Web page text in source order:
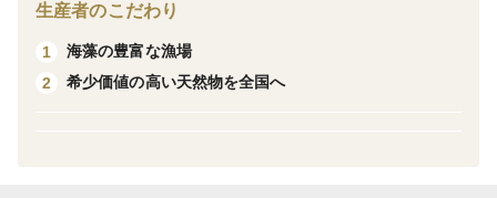
保存方法
発送日から3ヶ月
生産者のこだわり
1
海藻の豊富な漁場
2
希少価値の高い天然物を全国へ